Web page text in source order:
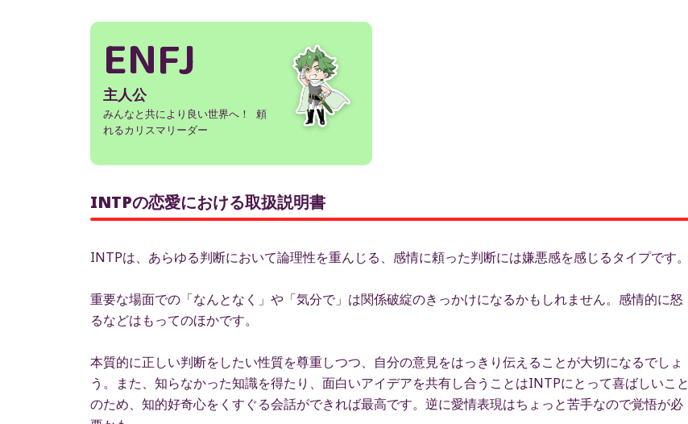
ENFJ
主人公
みんなと共により良い世界へ！ 頼
れるカリスマリーダー
INTPの恋愛における取扱説明書
INTPは、あらゆる判断において論理性を重んじる、感情に頼った判断には嫌悪感を感じるタイプです。
重要な場面での「なんとなく」や「気分で」は関係破綻のきっかけになるかもしれません。感情的に怒
るなどはもってのほかです。
本質的に正しい判断をしたい性質を尊重しつつ、自分の意見をはっきり伝えることが大切になるでしょ
う。また、知らなかった知識を得たり、面白いアイデアを共有し合うことはINTPにとって喜ばしいこと
のため、知的好奇心をくすぐる会話ができれば最高です。逆に愛情表現はちょっと苦手なので覚悟が必